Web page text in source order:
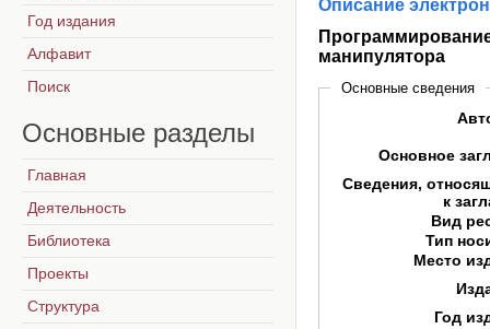
Описание
манипулятора
Основные сведения
Основное
Сведения,
к
Вид
Тип
Место
Год
Год издания
Алфавит
Поиск
Основные разделы
Главная
Деятельность
Библиотека
Проекты
Структура